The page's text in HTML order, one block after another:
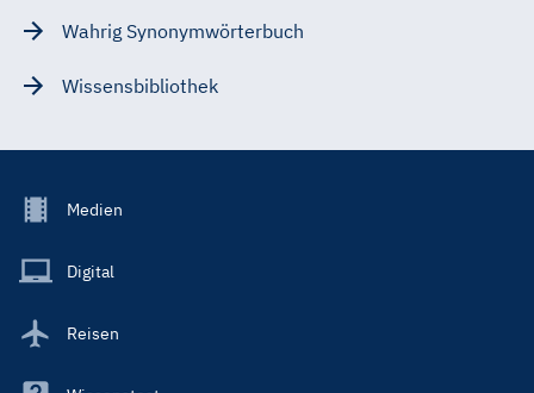
Wahrig Synonymwörterbuch
Wissensbibliothek
Footer
Main
Medien
Digital
Reisen